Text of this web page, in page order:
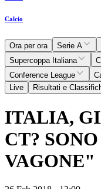
Calcio
Ora per ora Serie A
Supercoppa Italiana
Conference League
Live
Risultati e
ITALIA,
CT?
VAGONE"